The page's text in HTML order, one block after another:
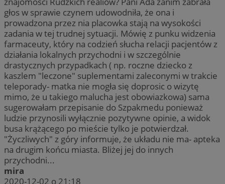
głos w sprawie czynem udowodniła, że ona i
prowadzona przez nia placowka stają na wysokości
zadania w tej trudnej sytuacji. Mówię z punku widzenia
farmaceuty, który na codzień słucha relacji pacjentów z
działania lokalnych przychodni i w szczególnie
drastycznych przypadkach ( np. roczne dziecko z
kaszlem "leczone" suplementami zaleconymi w trakcie
teleporady- matka nie mogła się doprosic o wizytę
mimo, że u takiego malucha jest obowiazkowa) sama
sugerowałam przepisanie do Szpakmedu ponieważ
ludzie przynosili wyłącznie pozytywne opinie, a widok
busa krążącego po mieście tylko je potwierdzał.
"Życzliwych" z góry informuje, że układu nie ma- apteka
na drugim końcu miasta. Bliżej jej do innych
przychodni...
mira
2020-12-02 o 21:18